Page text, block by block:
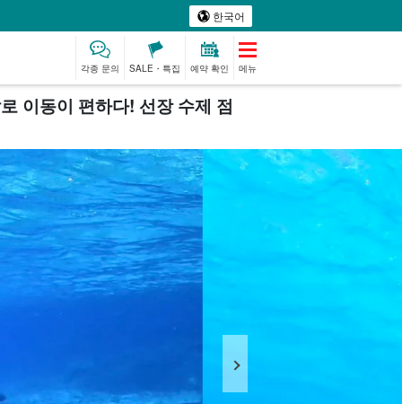
한국어
각종 문의 SALE・특집 예약 확인 메뉴
이동이 편하다! 선장 수제 점